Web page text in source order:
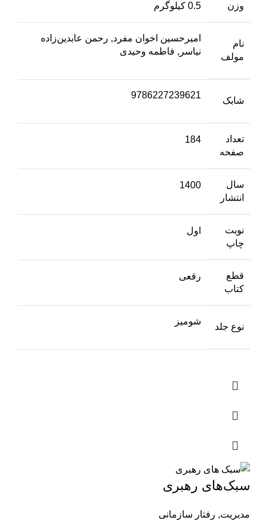
وزن 0.5 کیلوگرم
نام
مولف
امیرحسین اخوان مفرد, رحمن عابدین‌زاده
نیاسر, فاطمه وحیدی
شابک
9786227239621
تعداد
صفحه
184
سال
انتشار
1400
نوبت
چاپ
اول
قطع
کتاب
رقعی
نوع جلد
شومیز
سبک‌‌های رهبری
مدیریت, رفتار سازمانی